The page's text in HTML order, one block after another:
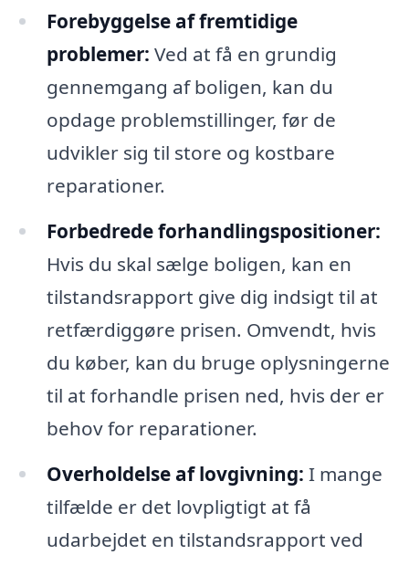
Forebyggelse af fremtidige
problemer: Ved at få en grundig
gennemgang af boligen, kan du
opdage problemstillinger, før de
udvikler sig til store og kostbare
reparationer.
Forbedrede forhandlingspositioner:
Hvis du skal sælge boligen, kan en
tilstandsrapport give dig indsigt til at
retfærdiggøre prisen. Omvendt, hvis
du køber, kan du bruge oplysningerne
til at forhandle prisen ned, hvis der er
behov for reparationer.
Overholdelse af lovgivning: I mange
tilfælde er det lovpligtigt at få
udarbejdet en tilstandsrapport ved